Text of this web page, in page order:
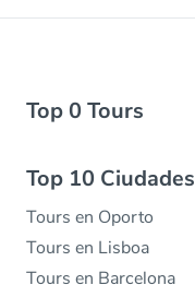
Top 0 Tours
Top 10 Ciudades
Tours en Oporto
Tours en Lisboa
Tours en Barcelona